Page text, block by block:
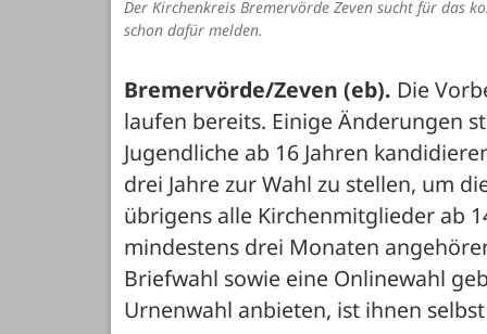
Der Kirchenkreis Bremervörde Zeven sucht für das
schon dafür melden.
Bremervörde/Zeven (eb). Die
laufen bereits. Einige Änderungen
Jugendliche ab 16 Jahren
drei Jahre zur Wahl zu stellen, um
übrigens alle Kirchenmitglieder ab
mindestens drei Monaten
Briefwahl sowie eine Onlinewahl
Urnenwahl anbieten, ist ihnen